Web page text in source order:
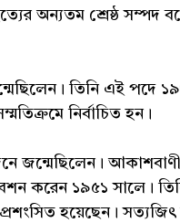
অন্যতম শ্রেষ্ঠ সম্পদ
তিনি এই পদে
নির্বাচিত হন।
জন্মেছিলেন। আকাশবাণী
করেন ১৯৫১ সালে।
হয়েছেন। সত্যজিৎ